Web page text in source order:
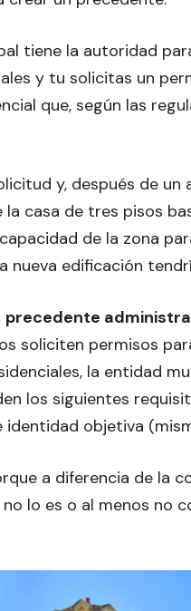
tiene la autoridad
y tu solicitas un
que, según las
y, después de
casa de tres pisos
de la zona
edificación
precedente
soliciten permisos
la entidad
los siguientes
identidad objetiva
a diferencia de la
lo es o al menos no